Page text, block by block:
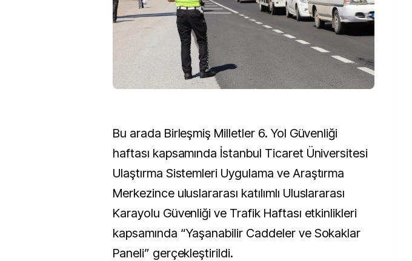
Bu arada Birleşmiş Milletler 6. Yol Güvenliği
haftası kapsamında İstanbul Ticaret Üniversitesi
Ulaştırma Sistemleri Uygulama ve Araştırma
Merkezince uluslararası katılımlı Uluslararası
Karayolu Güvenliği ve Trafik Haftası etkinlikleri
kapsamında “Yaşanabilir Caddeler ve Sokaklar
Paneli” gerçekleştirildi.